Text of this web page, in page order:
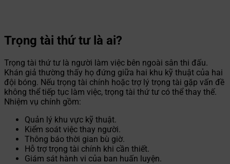
Trọng tài thứ tư là ai?
Trọng tài thứ tư là người làm việc bên ngoài sân thi đấu.
Khán giả thường thấy họ đứng giữa hai khu kỹ thuật của hai
đội bóng. Nếu trọng tài chính hoặc trợ lý trọng tài gặp vấn đề
không thể tiếp tục làm việc, trọng tài thứ tư có thể thay thế.
Nhiệm vụ chính gồm:
Quản lý khu vực kỹ thuật.
Kiểm soát việc thay người.
Thông báo thời gian bù giờ.
Hỗ trợ trọng tài chính khi cần thiết.
Giám sát hành vi của ban huấn luyện.